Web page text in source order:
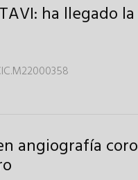
ha llegado
angiografía